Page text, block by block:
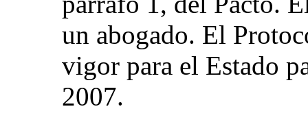
un abogado. El
vigor para el Estado
2007.